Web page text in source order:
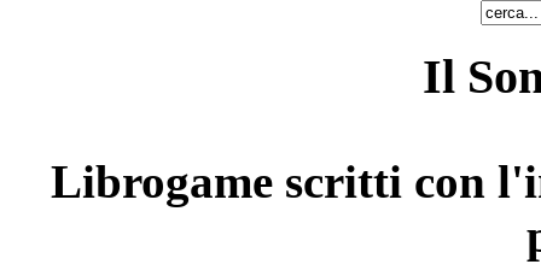
Il
Librogame scritti con